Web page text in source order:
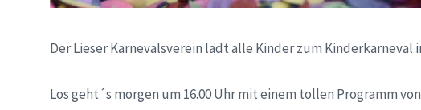
Der Lieser Karnevalsverein lädt alle Kinder zum
Los geht´s morgen um 16.00 Uhr mit einem tollen Programm